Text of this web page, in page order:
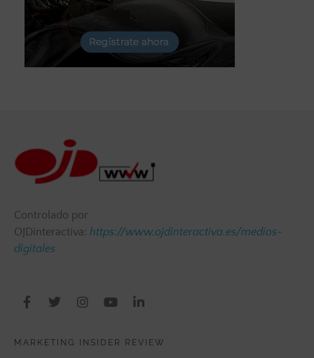
Controlado por
OJDinteractiva: https://www.ojdinteractiva.es/medios-
digitales
MARKETING INSIDER REVIEW